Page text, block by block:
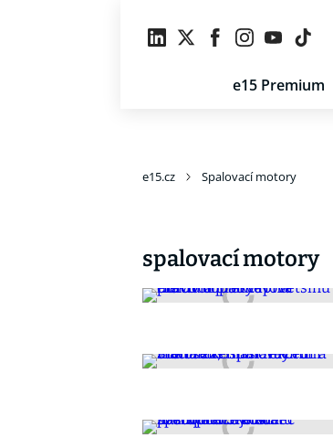
e15 Premium
e15.cz Spalovací motory
spalovací motory